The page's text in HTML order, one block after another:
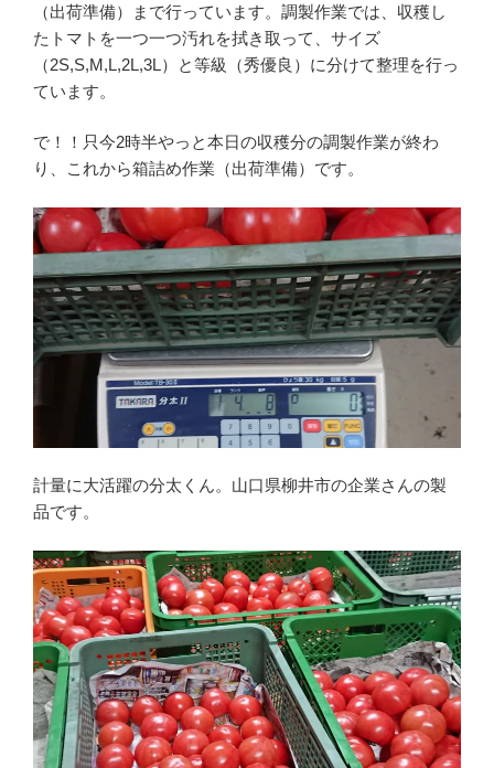
（出荷準備）まで行っています。調製作業では、収穫し
たトマトを一つ一つ汚れを拭き取って、サイズ
（2S,S,M,L,2L,3L）と等級（秀優良）に分けて整理を行っ
ています。
で！！只今2時半やっと本日の収穫分の調製作業が終わ
り、これから箱詰め作業（出荷準備）です。
計量に大活躍の分太くん。山口県柳井市の企業さんの製
品です。